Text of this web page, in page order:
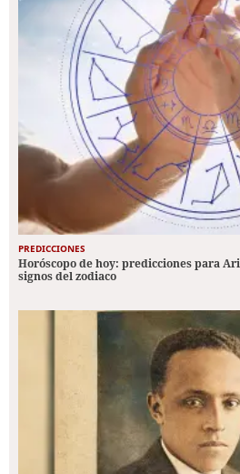
PREDICCIONES
Horóscopo de hoy: predicciones para
signos del zodiaco